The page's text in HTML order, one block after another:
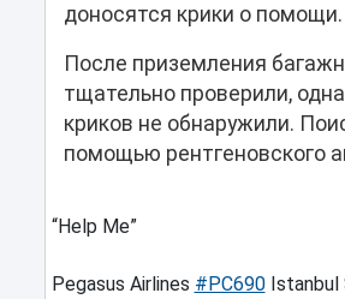
доносятся крики о помощи.
После приземления
тщательно проверили,
криков не обнаружили.
помощью рентгеновского
“Help Me”
Pegasus Airlines #PC690Istanbul